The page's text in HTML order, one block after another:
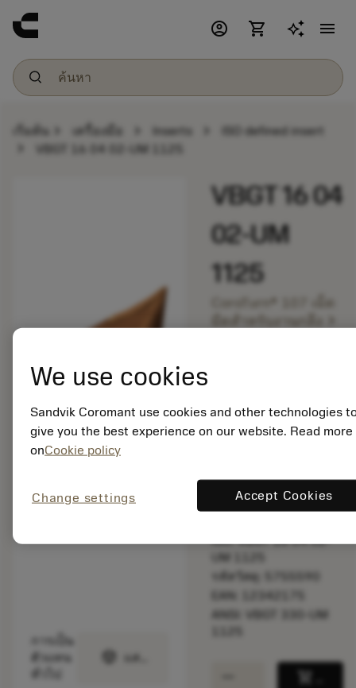
account_circle shopping_cart menu
เริ่มต้น เครื่องมือ Inserts ISO defined insert
VBGT 16 04 02-UM 1125
VBGT 16 04
02-UM
1125
CoroTurn® 107 เม็ด
มีดสำหรับงานกลึง
chevron_right
balance เปรียบเทียบผลิตภั
การเป็น
ตัวแทน
deployed_code แสดงโมเดล 3 มิติ
ISO: VBGT 16 04 02-
UM 1125
รหัสวัสดุ: 5755590
EAN: 12342175
ANSI: VBGT 330-UM
shopping_cart
We use cookies
Sandvik Coromant use cookies and other technologies
give you the best experience on our website. Read more
onCookie policy
Change settings Accept Cookies